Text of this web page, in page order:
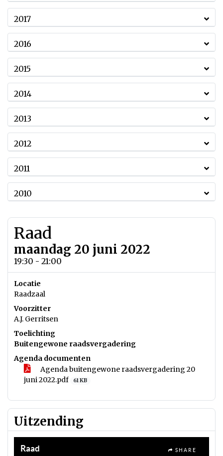
2017
2016
2015
2014
2013
2012
2011
2010
Raad
maandag 20 juni 2022
19:30 - 21:00
Locatie
Raadzaal
Voorzitter
A.J. Gerritsen
Toelichting
Buitengewone raadsvergadering
Agenda documenten
Agenda buitengewone raadsvergadering 20
juni 2022.pdf
61 KB
Uitzending